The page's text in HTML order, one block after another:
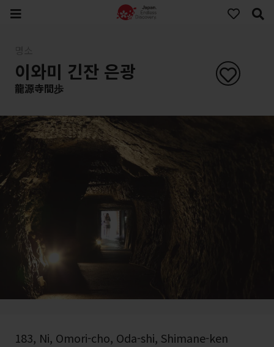
이와미 긴잔 은광
龍源寺間歩
183, Ni, Omori-cho, Oda-shi, Shimane-ken